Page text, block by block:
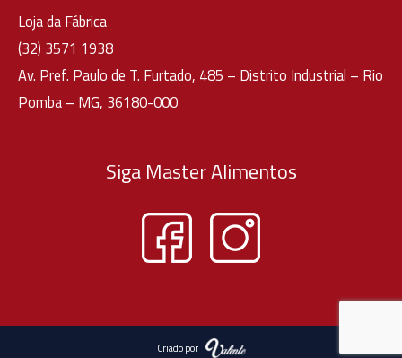
Loja da Fábrica
(32) 3571 1938
Av. Pref. Paulo de T. Furtado, 485 – Distrito Industrial – Rio
Pomba – MG, 36180-000
Siga Master Alimentos
Criado por